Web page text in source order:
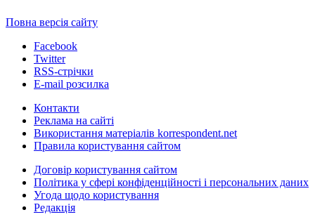
Повна версія сайту
Facebook
Twitter
RSS-стрічки
E-mail розсилка
Контакти
Реклама на сайті
Використання матеріалів korrespondent.net
Правила користування сайтом
Договір користування сайтом
Політика у сфері конфіденційності і персональних даних
Угода щодо користування
Редакція